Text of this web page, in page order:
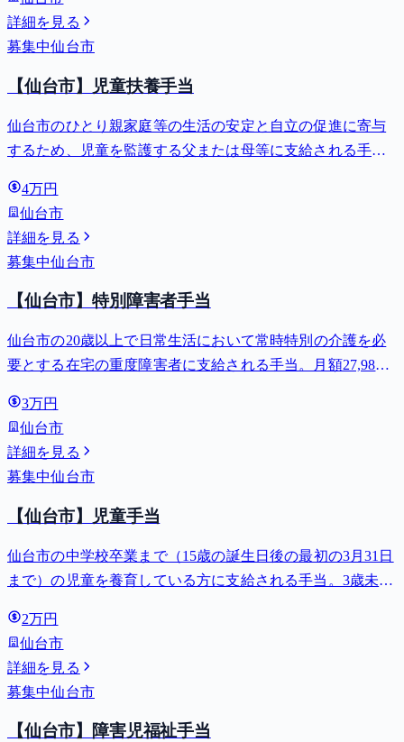
詳細を見る
募集中仙台市
【仙台市】児童扶養手当
仙台市のひとり親家庭等の生活の安定と自立の促進に寄与
するため、児童を監護する父または母等に支給される手
4万円
仙台市
詳細を見る
募集中仙台市
【仙台市】特別障害者手当
仙台市の20歳以上で日常生活において常時特別の介護を必
要とする在宅の重度障害者に支給される手当。月額27,980
3万円
仙台市
詳細を見る
募集中仙台市
【仙台市】児童手当
仙台市の中学校卒業まで（15歳の誕生日後の最初の3月31日
まで）の児童を養育している方に支給される手当。3歳未満
子以降は15,000円）、中学生は月額10,000円。
2万円
仙台市
詳細を見る
募集中仙台市
【仙台市】障害児福祉手当